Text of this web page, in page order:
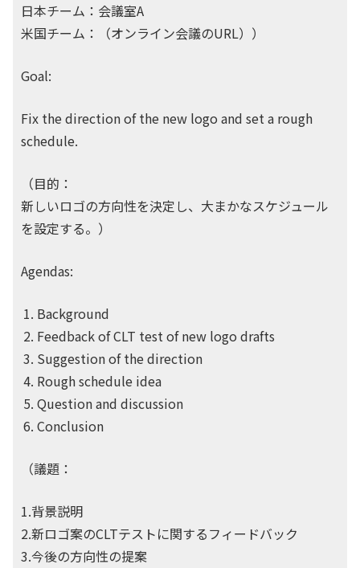
日本チーム：会議室A
米国チーム：（オンライン会議のURL））
Goal:
Fix the direction of the new logo and set a rough
schedule.
（目的：
新しいロゴの方向性を決定し、大まかなスケジュール
を設定する。）
Agendas:
Background
Feedback of CLT test of new logo drafts
Suggestion of the direction
Rough schedule idea
Question and discussion
Conclusion
（議題：
1.背景説明
2.新ロゴ案のCLTテストに関するフィードバック
3.今後の方向性の提案